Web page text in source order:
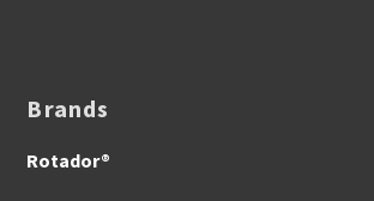
Brands
Rotador®